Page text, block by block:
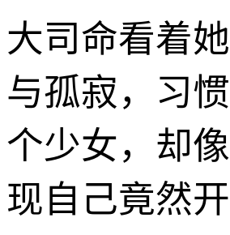
大司命看着
与孤寂，习
个少女，却
现自己竟然